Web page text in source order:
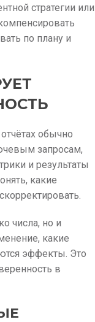
стратегии или
по плану и
обычно
запросам,
и результаты
какие
числа, но и
какие
эффекты. Это
в